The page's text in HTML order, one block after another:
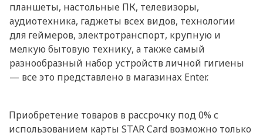
планшеты, настольные ПК, телевизоры,
аудиотехника, гаджеты всех видов, технологии
для геймеров, электротранспорт, крупную и
мелкую бытовую технику, а также самый
разнообразный набор устройств личной гигиены
— все это представлено в магазинах Enter.
Приобретение товаров в рассрочку под 0% с
использованием карты STAR Card возможно только